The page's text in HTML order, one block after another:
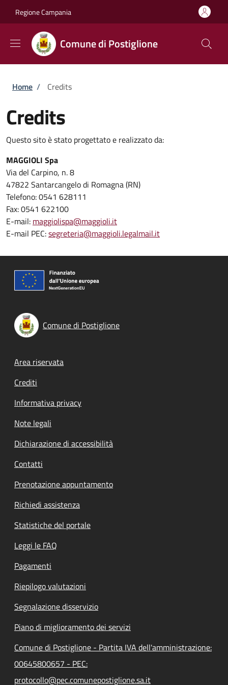
Regione Campania
Comune di Postiglione
Briciole di pane
Home / Credits
Credits
Questo sito è stato progettato e realizzato da:
MAGGIOLI Spa
Via del Carpino, n. 8
47822 Santarcangelo di Romagna (RN)
Telefono: 0541 628111
Fax: 0541 622100
E-mail: maggiolispa@maggioli.it
E-mail PEC:segreteria@maggioli.legalmail.it
Comune di Postiglione
Footer menu
Area riservata
Crediti
Informativa privacy
Note legali
Dichiarazione di accessibilità
Contatti
Prenotazione appuntamento
Richiedi assistenza
Statistiche del portale
Leggi le FAQ
Pagamenti
Riepilogo valutazioni
Segnalazione disservizio
Piano di miglioramento dei servizi
Comune di Postiglione - Partita IVA dell'amministrazione:
00645800657 - PEC:
protocollo@pec.comunepostiglione.sa.it